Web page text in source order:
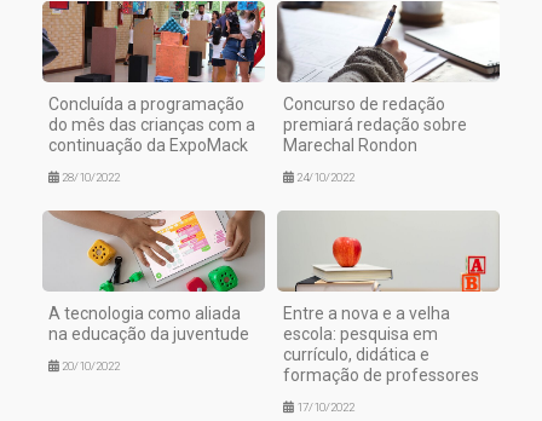
Concluída a programação
do mês das crianças com a
continuação da ExpoMack
28/10/2022
Concurso de redação
premiará redação sobre
Marechal Rondon
24/10/2022
A tecnologia como aliada
na educação da juventude
20/10/2022
Entre a nova e a velha
escola: pesquisa em
currículo, didática e
formação de professores
17/10/2022